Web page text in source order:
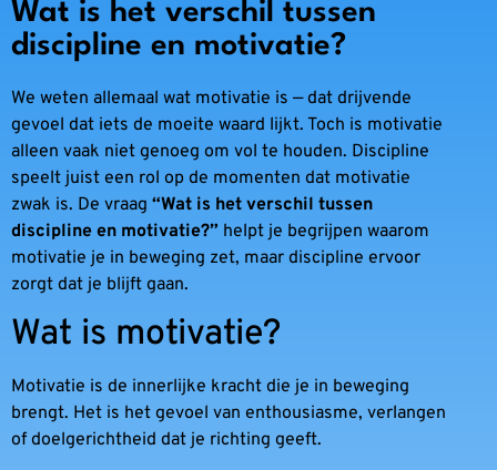
Wat is het verschil tussen
discipline en motivatie?
We weten allemaal wat motivatie is — dat drijvende
gevoel dat iets de moeite waard lijkt. Toch is motivatie
alleen vaak niet genoeg om vol te houden. Discipline
speelt juist een rol op de momenten dat motivatie
zwak is. De vraag “Wat is het verschil tussen
discipline en motivatie?” helpt je begrijpen waarom
motivatie je in beweging zet, maar discipline ervoor
zorgt dat je blijft gaan.
Wat is motivatie?
Motivatie is de innerlijke kracht die je in beweging
brengt. Het is het gevoel van enthousiasme, verlangen
of doelgerichtheid dat je richting geeft.